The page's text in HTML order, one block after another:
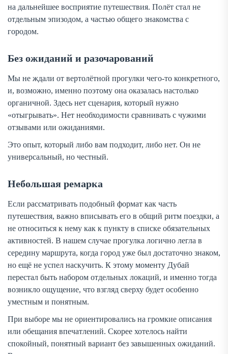
на дальнейшее восприятие путешествия. Полёт стал не
отдельным эпизодом, а частью общего знакомства с
городом.
Без ожиданий и разочарований
Мы не ждали от вертолётной прогулки чего-то конкретного,
и, возможно, именно поэтому она оказалась настолько
органичной. Здесь нет сценария, который нужно
«отыгрывать». Нет необходимости сравнивать с чужими
отзывами или ожиданиями.
Это опыт, который либо вам подходит, либо нет. Он не
универсальный, но честный.
Небольшая ремарка
Если рассматривать подобный формат как часть
путешествия, важно вписывать его в общий ритм поездки, а
не относиться к нему как к пункту в списке обязательных
активностей. В нашем случае прогулка логично легла в
середину маршрута, когда город уже был достаточно знаком,
но ещё не успел наскучить. К этому моменту Дубай
перестал быть набором отдельных локаций, и именно тогда
возникло ощущение, что взгляд сверху будет особенно
уместным и понятным.
При выборе мы не ориентировались на громкие описания
или обещания впечатлений. Скорее хотелось найти
спокойный, понятный вариант без завышенных ожиданий.